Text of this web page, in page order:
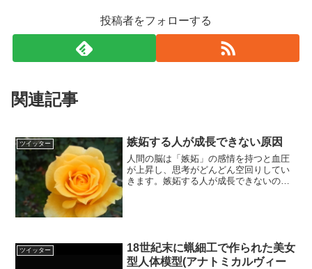
投稿者をフォローする
関連記事
ツイッター 嫉妬する人が成長できない原因
人間の脳は「嫉妬」の感情を持つと血圧
が上昇し、思考がどんどん空回りしてい
きます。嫉妬する人が成長できないのは
ツイッター
18世紀末に蝋細工で作られた美女
型人体模型(アナトミカルヴィー